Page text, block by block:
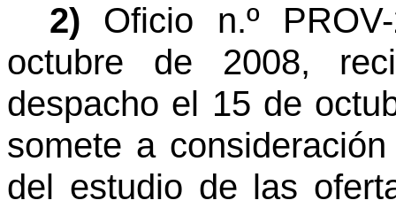
2) Oficio n.º
octubre de 2008,
despacho el 15 de
somete a
del estudio de las